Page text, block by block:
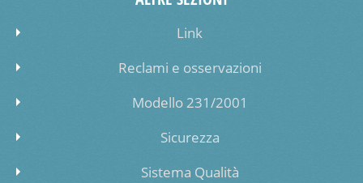
Link
Reclami e osservazioni
Modello 231/2001
Sicurezza
Sistema Qualità